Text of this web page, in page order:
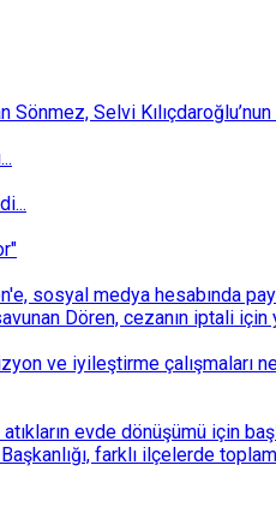
Sönmez, Selvi
sosyal medya hesabında
Dören, cezanın iptali için
ve iyileştirme
evde dönüşümü için
farklı ilçelerde